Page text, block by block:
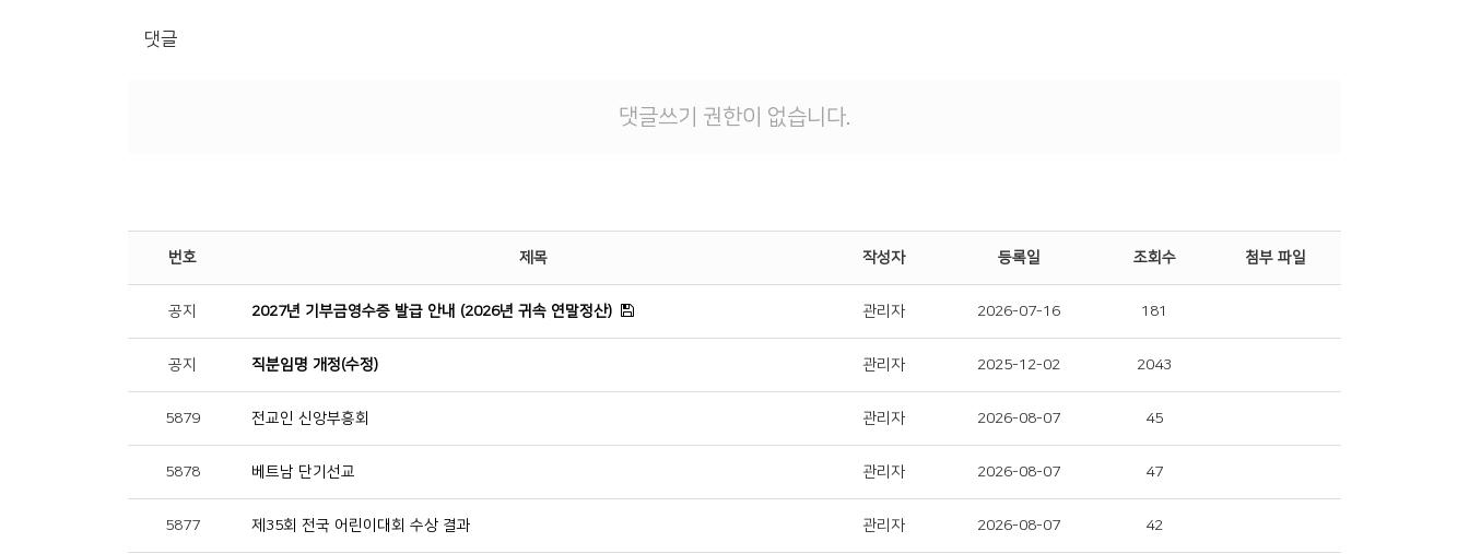
댓글
댓글쓰기 권한이 없습니다.
번호 제목 작성자 등록일 조회수 첨부 파일
공지 2027년 기부금영수증 발급 안내 (2026년 귀속 연말정산) 관리자 2026-07-16 181
공지 직분임명 개정(수정) 관리자 2025-12-02 2043
5879 전교인 신앙부흥회 관리자 2026-08-07 45
5878 베트남 단기선교 관리자 2026-08-07 47
5877 제35회 전국 어린이대회 수상 결과 관리자 2026-08-07 42